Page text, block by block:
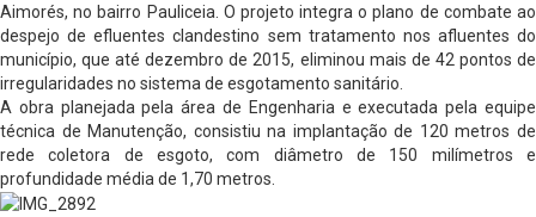
Aimorés, no bairro Pauliceia. O projeto integra o plano de combate ao
despejo de efluentes clandestino sem tratamento nos afluentes do
município, que até dezembro de 2015, eliminou mais de 42 pontos de
irregularidades no sistema de esgotamento sanitário.
A obra planejada pela área de Engenharia e executada pela equipe
técnica de Manutenção, consistiu na implantação de 120 metros de
rede coletora de esgoto, com diâmetro de 150 milímetros e
profundidade média de 1,70 metros.